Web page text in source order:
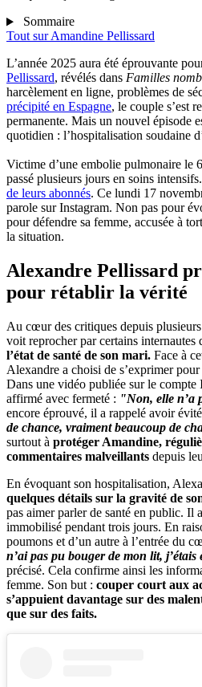
Sommaire
Tout surAmandine Pellissard
L’année 2025 aura été éprouvante
Pellissard, révélés dans Familles
harcèlement en ligne, problèmes de
précipité en Espagne, le couple s’est
permanente. Mais un nouvel épisode
quotidien : l’hospitalisation soudaine
Victime d’une embolie pulmonaire le
passé plusieurs jours en soins
de leurs abonnés. Ce lundi 17
parole sur Instagram. Non pas pour
pour défendre sa femme, accusée à
la situation.
Alexandre Pellissard
pour rétablir la vérité
Au cœur des critiques depuis
voit reprocher par certains internautes
l’état de santé de son mari. Face à
Alexandre a choisi de s’exprimer
Dans une vidéo publiée sur le compte
affirmé avec fermeté : "Non, elle n’a
encore éprouvé, il a rappelé avoir
de chance, vraiment beaucoup de
surtout à protéger Amandine,
commentaires malveillants depuis
En évoquant son hospitalisation,
quelques détails sur la gravité de
pas aimer parler de santé en public. Il
immobilisé pendant trois jours. En
poumons et d’un autre à l’entrée du
n’ai pas pu bouger de mon lit,
précisé. Cela confirme ainsi les
femme. Son but : couper court aux
s’appuient davantage sur des
que sur des faits.